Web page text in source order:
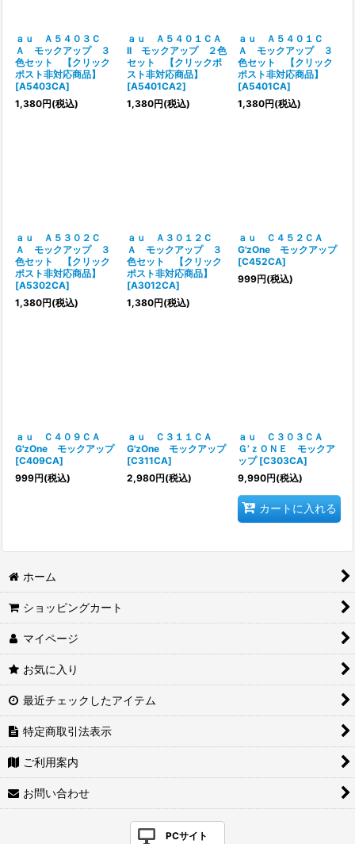
ａｕ Ａ５４０３Ｃ
Ａ モックアップ ３
色セット 【クリック
ポスト非対応商品】
[A5403CA]
1,380円(税込)
ａｕ Ａ５４０１ＣＡ
II モックアップ ２色
セット 【クリックポ
スト非対応商品】
[A5401CA2]
1,380円(税込)
ａｕ Ａ５４０１Ｃ
Ａ モックアップ ３
色セット 【クリック
ポスト非対応商品】
[A5401CA]
1,380円(税込)
ａｕ Ａ５３０２Ｃ
Ａ モックアップ ３
色セット 【クリック
ポスト非対応商品】
[A5302CA]
1,380円(税込)
ａｕ Ａ３０１２Ｃ
Ａ モックアップ ３
色セット 【クリック
ポスト非対応商品】
[A3012CA]
1,380円(税込)
ａｕ Ｃ４５２ＣＡ
G'zOne モックアップ
[C452CA]
999円(税込)
ａｕ Ｃ４０９ＣＡ
G'zOne モックアップ
[C409CA]
999円(税込)
ａｕ Ｃ３１１ＣＡ
G'zOne モックアップ
[C311CA]
2,980円(税込)
ａｕ Ｃ３０３ＣＡ
Ｇ’ｚＯＮＥ モックア
ップ [C303CA]
9,990円(税込)
カートに入れる
ホーム
ショッピングカート
マイページ
お気に入り
最近チェックしたアイテム
特定商取引法表示
ご利用案内
お問い合わせ
PCサイト